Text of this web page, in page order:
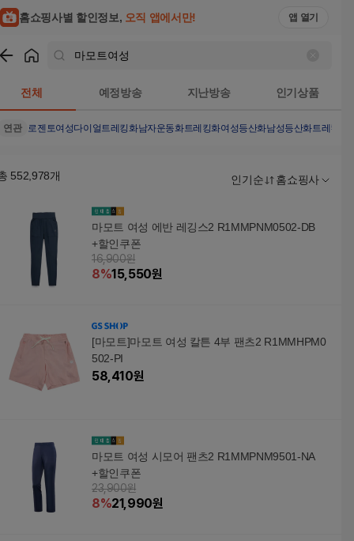
홈쇼핑사별 할인정보, 오직 앱에서만! 앱 열기
전체 예정방송 지난방송 인기상품
연관 로젠토여성다이얼트레킹화남자운동화트레킹화여성등산화남성등산화트레킹화
552,978개 인기순 홈쇼핑사
마모트 여성 에반 레깅스2 R1MMPNM0502-DB
+할인쿠폰
16,900원
8%15,550원
[마모트]마모트 여성 칼튼 4부 팬츠2 R1MMHPM0
502-PI
58,410원
마모트 여성 시모어 팬츠2 R1MMPNM9501-NA
+할인쿠폰
23,900원
8%21,990원